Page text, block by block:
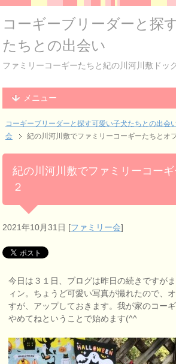
コーギーブリーダーと探
たちとの出会い
ファミリーコーギーたちと紀の川河川敷ドッ
メニュー
コーギーブリーダーと探す可愛い子犬たちとの出会
会
紀の川河川敷でファミリーコーギーたちとオ
紀の川河川敷でファミリーコー
２
2021年10月31日 [ファミリー会]
今日は３１日、ブログは昨日の続きですが
ィン。ちょうど可愛い写真が撮れたので、
すが、アップしておきます。我が家のコー
やめてねということで始めます(^^ゞ